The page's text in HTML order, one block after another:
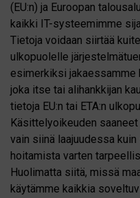
(EU:n) ja Euroopan
kaikki IT-systeemimme
Tietoja voidaan siirtää
ulkopuolelle
esimerkiksi
joka itse tai alihankkijan
tietoja EU:n tai ETA:n
Käsittelyoikeuden
vain siinä laajuudessa
hoitamista varten
Huolimatta siitä, missä
käytämme kaikkia